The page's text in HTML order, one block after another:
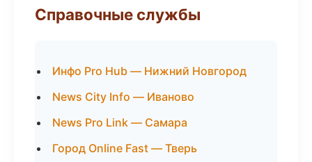
Справочные службы
Инфо Pro Hub — Нижний Новгород
News City Info — Иваново
News Pro Link — Самара
Город Online Fast — Тверь